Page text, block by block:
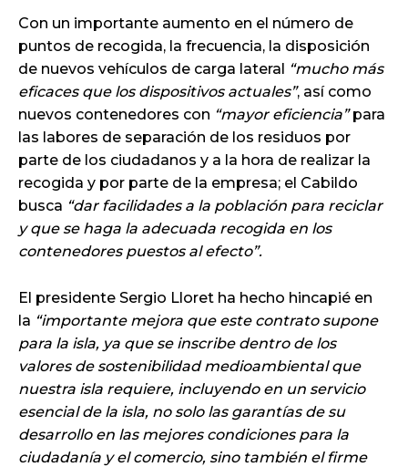
Con un importante aumento en el número de
puntos de recogida, la frecuencia, la disposición
de nuevos vehículos de carga lateral “mucho más
eficaces que los dispositivos actuales”, así como
nuevos contenedores con “mayor eficiencia”para
las labores de separación de los residuos por
parte de los ciudadanos y a la hora de realizar la
recogida y por parte de la empresa; el Cabildo
busca “dar facilidades a la población para reciclar
y que se haga la adecuada recogida en los
contenedores puestos al efecto”.
El presidente Sergio Lloret ha hecho hincapié en
la “importante mejora que este contrato supone
para la isla, ya que se inscribe dentro de los
valores de sostenibilidad medioambiental que
nuestra isla requiere, incluyendo en un servicio
esencial de la isla, no solo las garantías de su
desarrollo en las mejores condiciones para la
ciudadanía y el comercio, sino también el firme